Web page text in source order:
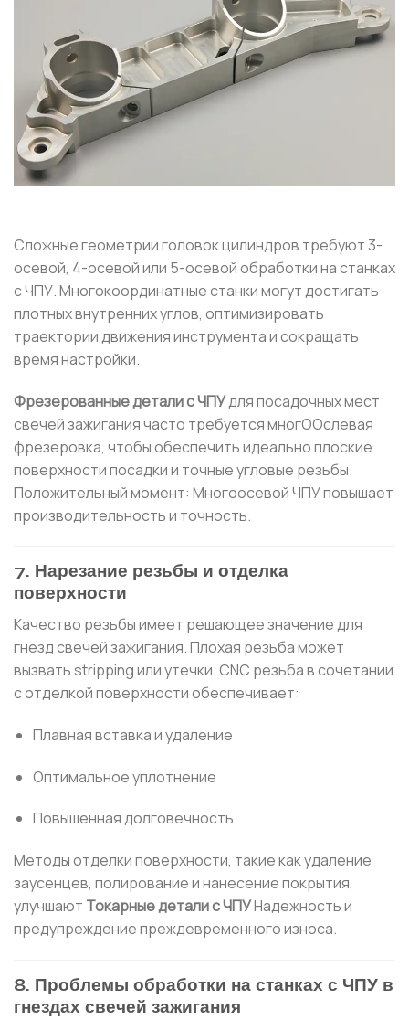
Сложные геометрии головок цилиндров требуют 3-
осевой, 4-осевой или 5-осевой обработки на станках
с ЧПУ. Многокоординатные станки могут достигать
плотных внутренних углов, оптимизировать
траектории движения инструмента и сокращать
время настройки.
Фрезерованные детали с ЧПУдля посадочных мест
свечей зажигания часто требуется многООслевая
фрезеровка, чтобы обеспечить идеально плоские
поверхности посадки и точные угловые резьбы.
Положительный момент: Многоосевой ЧПУ повышает
производительность и точность.
7. Нарезание резьбы и отделка
поверхности
Качество резьбы имеет решающее значение для
гнезд свечей зажигания. Плохая резьба может
вызвать stripping или утечки. CNC резьба в сочетании
с отделкой поверхности обеспечивает:
Плавная вставка и удаление
Оптимальное уплотнение
Повышенная долговечность
Методы отделки поверхности, такие как удаление
заусенцев, полирование и нанесение покрытия,
улучшают Токарные детали с ЧПУНадежность и
предупреждение преждевременного износа.
8. Проблемы обработки на станках с ЧПУ в
гнездах свечей зажигания